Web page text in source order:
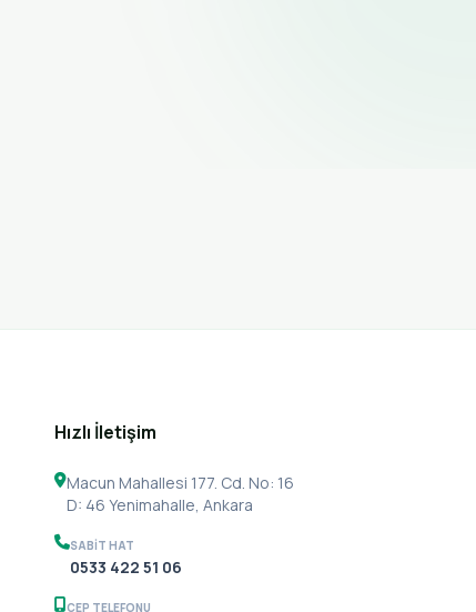
Hızlı İletişim
Macun Mahallesi 177. Cd. No: 16
D: 46 Yenimahalle, Ankara
SABIT HAT
0533 422 51 06
CEP TELEFONU